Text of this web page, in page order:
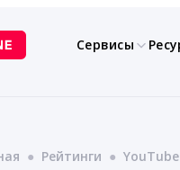
Сервисы
● Рейтинги ● YouTube